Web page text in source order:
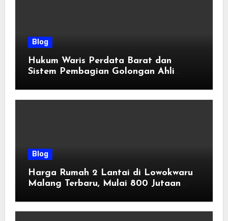
Blog
Hukum Waris Perdata Barat dan
Sistem Pembagian Golongan Ahli
Blog
Harga Rumah 2 Lantai di Lowokwaru
Malang Terbaru, Mulai 800 Jutaan